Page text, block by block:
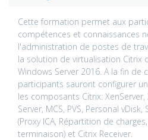
Cette formation permet aux
compétences et connaissances
l'administration de postes de
la solution de virtualisation Citrix
Windows Server 2016. A la fin de
participants sauront configurer
les composants Citrix:
Server, MCS, PVS, Personal
(Proxy ICA, Répartition de
terminaison) et Citrix Receiver.